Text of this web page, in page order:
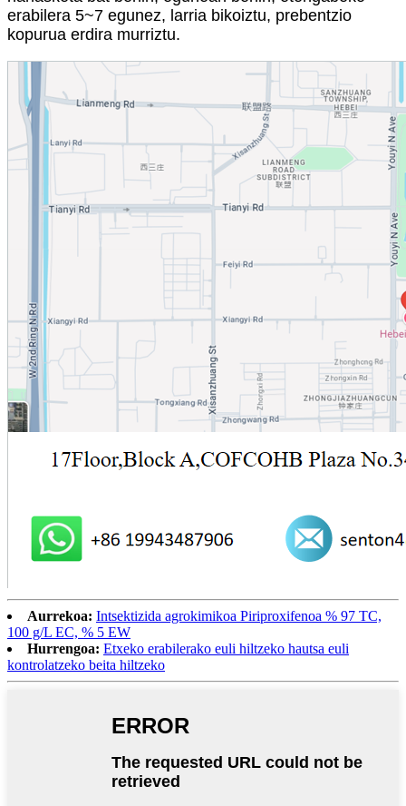
erabilera 5~7 egunez, larria bikoiztu, prebentzio
kopurua erdira murriztu.
Aurrekoa: Intsektizida agrokimikoa Piriproxifenoa % 97 TC,
100 g/L EC, % 5 EW
Hurrengoa: Etxeko erabilerako euli hiltzeko hautsa euli
kontrolatzeko beita hiltzeko